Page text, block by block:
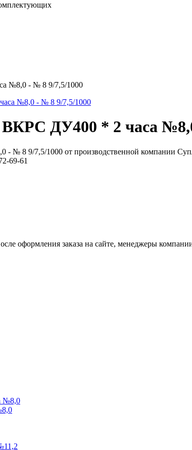
№8,0 - № 8 9/7,5/1000
ДУ400 * 2 часа
8 9/7,5/1000 от производственной компании
69-61
оформления заказа на сайте, менеджеры